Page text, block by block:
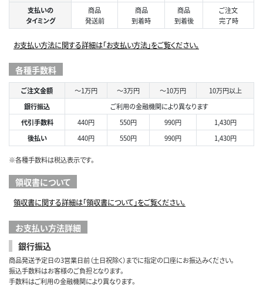
支払いの
タイミング
商品
発送前
商品
到着時
商品
到着後
ご注文
完了時
お支払い方法に関する詳細は「お支払い方法」をご覧ください。
各種手数料
ご注文金額 ～1万円 ～3万円 ～10万円
10万円以上
銀行振込
ご利用の金融機関により異なります
代引手数料
440円 550円 990円
1,430円
後払い
440円 550円 990円 1,430円
※各種手数料は税込表示です。
領収書について
領収書に関する詳細は「領収書について」をご覧ください。
お支払い方法詳細
銀行振込
商品発送予定日の3営業日前（土日祝除く）までに指定の口座にお振込みください。
振込手数料はお客様のご負担となります。
手数料はご利用の金融機関により異なります。